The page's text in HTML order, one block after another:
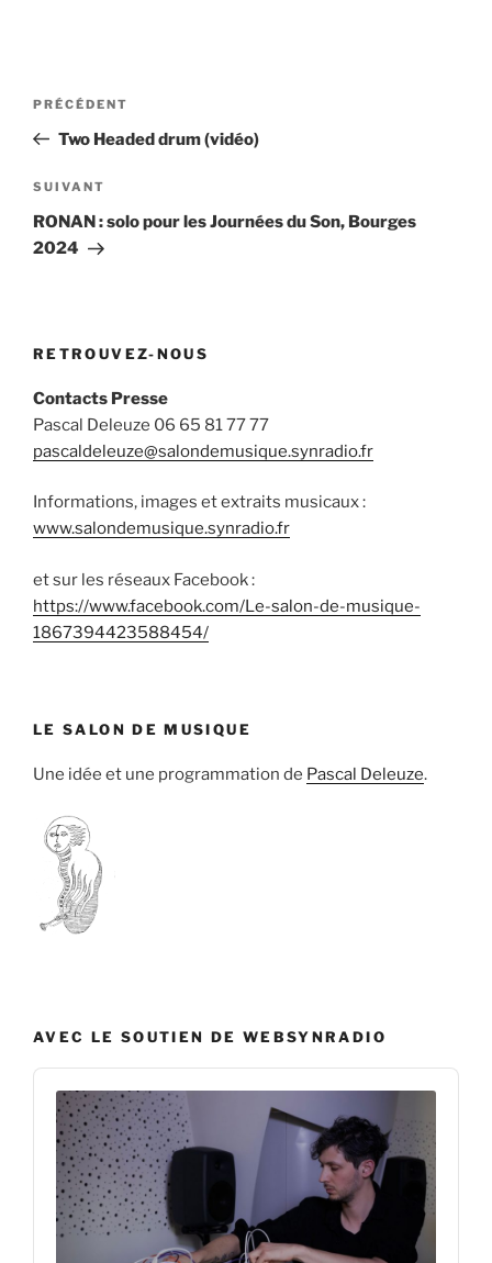
Navigation
l’article
Article
précédent
PRÉCÉDENT
Two Headed drum (vidéo)
Article
suivant
SUIVANT
RONAN : solo pour les Journées du Son, Bourges
2024
RETROUVEZ-NOUS
Contacts Presse
Pascal Deleuze 06 65 81 77 77
pascaldeleuze@salondemusique.synradio.fr
Informations, images et extraits musicaux :
www.salondemusique.synradio.fr
et sur les réseaux Facebook :
https://www.facebook.com/Le-salon-de-musique-
1867394423588454/
LE SALON DE MUSIQUE
Une idée et une programmation de Pascal Deleuze.
AVEC LE SOUTIEN DE WEBSYNRADIO
Audio
Player